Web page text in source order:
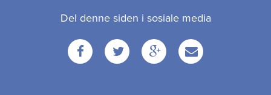
Del denne siden i sosiale media